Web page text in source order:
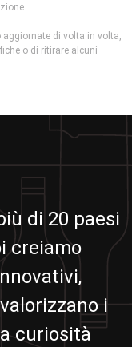
di volta in volta,
o di ritirare alcuni
di 20 paesi
creiamo
i
curiosità